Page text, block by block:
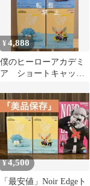
¥4,888
僕のヒーローアカデミ
ア ショートキャッ
¥4,500
「最安値」Noir Edgeト